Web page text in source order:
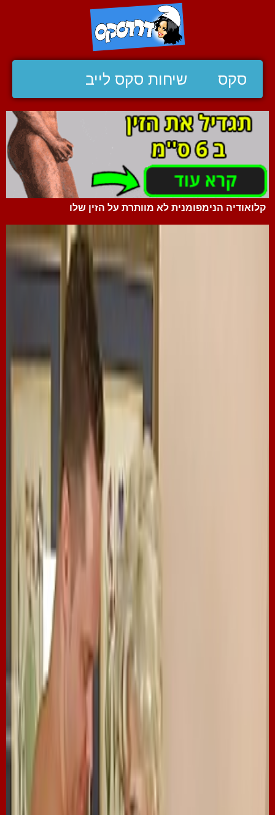
סקס שיחות סקס לייב
קלואודיה הנימפומנית לא מוותרת על הזין שלו